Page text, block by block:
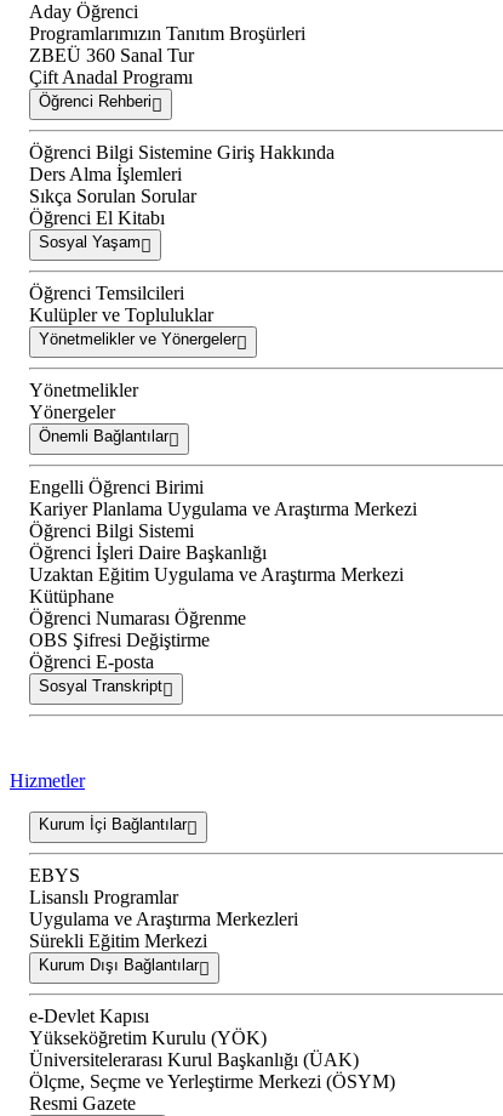
Aday Öğrenci
Programlarımızın Tanıtım Broşürleri
ZBEÜ 360 Sanal Tur
Çift Anadal Programı
Öğrenci Rehberi
Öğrenci Bilgi Sistemine Giriş Hakkında
Ders Alma İşlemleri
Sıkça Sorulan Sorular
Öğrenci El Kitabı
Sosyal Yaşam
Öğrenci Temsilcileri
Kulüpler ve Topluluklar
Yönetmelikler ve Yönergeler
Yönetmelikler
Yönergeler
Önemli Bağlantılar
Engelli Öğrenci Birimi
Kariyer Planlama Uygulama ve Araştırma Merkezi
Öğrenci Bilgi Sistemi
Öğrenci İşleri Daire Başkanlığı
Uzaktan Eğitim Uygulama ve Araştırma Merkezi
Kütüphane
Öğrenci Numarası Öğrenme
OBS Şifresi Değiştirme
Öğrenci E-posta
Sosyal Transkript
Hizmetler
Kurum İçi Bağlantılar
EBYS
Lisanslı Programlar
Uygulama ve Araştırma Merkezleri
Sürekli Eğitim Merkezi
Kurum Dışı Bağlantılar
e-Devlet Kapısı
Yükseköğretim Kurulu (YÖK)
Üniversitelerarası Kurul Başkanlığı (ÜAK)
Ölçme, Seçme ve Yerleştirme Merkezi (ÖSYM)
Resmi Gazete